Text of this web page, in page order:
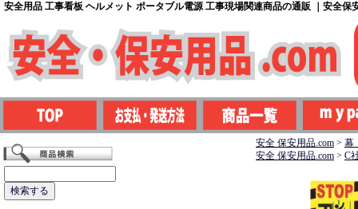
安全用品 工事看板 ヘルメット ポータブル電源 工事現場関連商品の通販 ｜安全保
安全 保安用品.com > 幕
安全 保安用品.com > C